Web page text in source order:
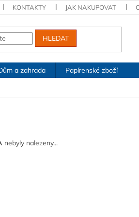
KONTAKTY JAK NAKUPOVAT
HLEDAT
a zahrada
Papírenské zboží
nebyly nalezeny...